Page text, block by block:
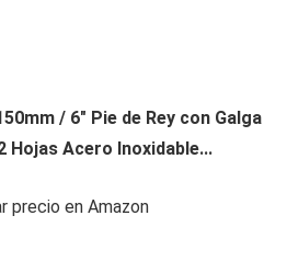
/ 6" Pie de Rey con Galga
Hojas Acero Inoxidable...
precio en Amazon